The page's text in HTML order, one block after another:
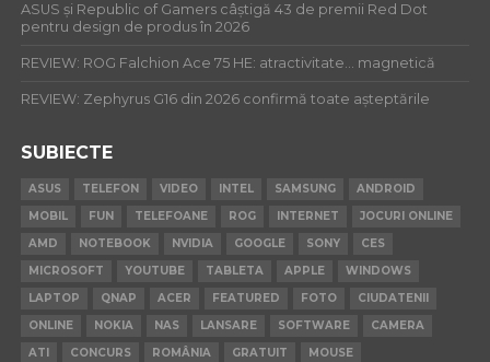
ASUS și Republic of Gamers câștigă 43 de premii Red Dot
pentru design de produs în 2026
REVIEW: ROG Falchion Ace 75 HE: atractivitate… magnetică
REVIEW: Zephyrus G16 din 2026 confirmă toate așteptările
SUBIECTE
ASUS TELEFON VIDEO INTEL SAMSUNG
ANDROID
MOBIL
FUN TELEFOANE ROG INTERNET
JOCURI ONLINE
AMD
NOTEBOOK NVIDIA GOOGLE SONY
CES
MICROSOFT
YOUTUBE TABLETA APPLE
WINDOWS
LAPTOP
QNAP ACER FEATURED FOTO
CIUDATENII
ONLINE
NOKIA NAS LANSARE SOFTWARE
CAMERA
ATI
CONCURS ROMÂNIA GRATUIT MOUSE